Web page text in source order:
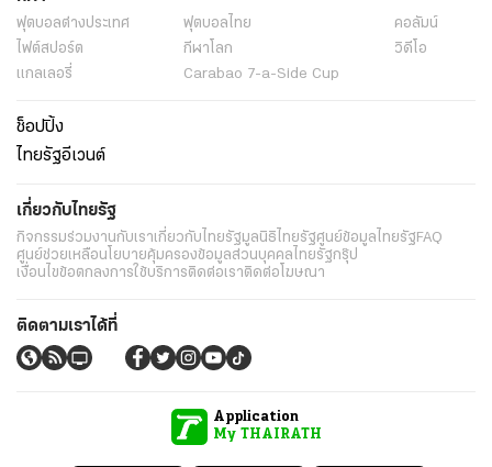
ฟุตบอลต่่างประเทศ ฟุตบอลไทย
คอลัมน์
ไฟต์สปอร์ต
กีฬาโลก
วิดีโอ
แกลเลอรี่
Carabao 7-a-Side Cup
ช็อปปิ้ง
ไทยรัฐอีเวนต์
เกี่ยวกับไทยรัฐ
กิจกรรมร่วมงานกับเราเกี่ยวกับไทยรัฐมูลนิธิไทยรัฐศูนย์ข้อมูลไทยรัฐFAQ
ศูนย์ช่วยเหลือนโยบายคุ้มครองข้อมูลส่วนบุคคลไทยรัฐกรุ๊ป
เงื่อนไขข้อตกลงการใช้บริการติดต่อเราติดต่อโฆษณา
ติดตามเราได้ที่
Application
My THAIRATH